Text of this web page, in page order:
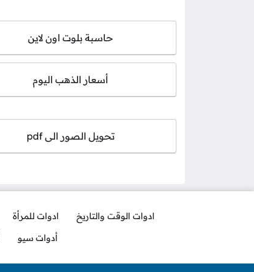
حاسبة بلوت اون لاين
أسعار الذهب اليوم
تحويل الصور الى pdf
ادوات الوقت والتاريخ ادوات للمرأة
أدوات سيو